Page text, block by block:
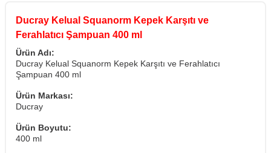
Ducray Kelual Squanorm Kepek Karşıtı ve
Ferahlatıcı Şampuan 400 ml
Ürün Adı:
Ducray Kelual Squanorm Kepek Karşıtı ve Ferahlatıcı
Şampuan 400 ml
Ürün Markası:
Ducray
Ürün Boyutu:
400 ml